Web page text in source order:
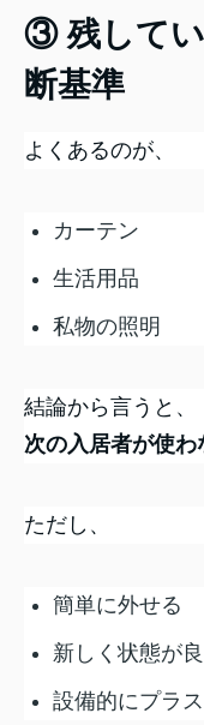
③ 残してい
断基準
よくあるのが、
カーテン
生活用品
私物の照明
結論から言うと、
次の入居者が使
ただし、
簡単に外せる
新しく状態が
設備的にプラ